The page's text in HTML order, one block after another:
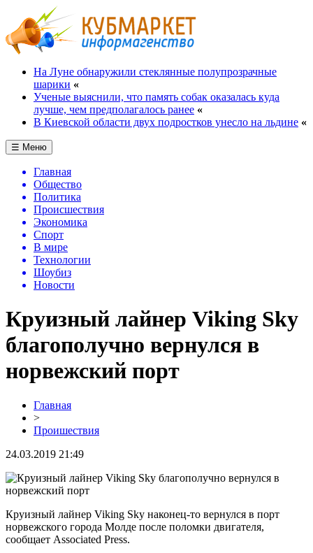
На Луне обнаружили стеклянные полупрозрачные
шарики «
Ученые выяснили, что память собак оказалась куда
лучше, чем предполагалось ранее «
В Киевской области двух подростков унесло на льдине «
☰ Меню
Главная
Общество
Политика
Происшествия
Экономика
Спорт
В мире
Технологии
Шоубиз
Новости
Круизный лайнер Viking Sky
благополучно вернулся в
норвежский порт
Главная
>
Проишествия
24.03.2019 21:49
Круизный лайнер Viking Sky наконец-то вернулся в порт
норвежского города Молде после поломки двигателя,
сообщает Associated Press.